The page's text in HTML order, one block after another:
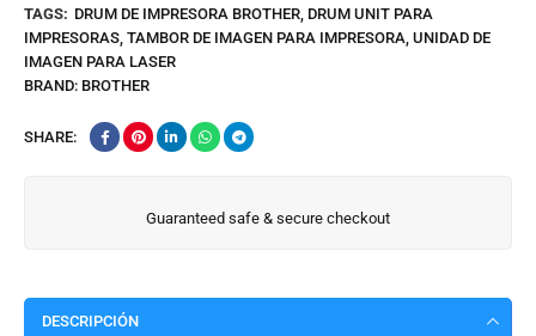
TAGS: DRUM DE IMPRESORA BROTHER, DRUM UNIT PARA
IMPRESORAS, TAMBOR DE IMAGEN PARA IMPRESORA, UNIDAD DE
IMAGEN PARA LASER
BRAND: BROTHER
SHARE:
Guaranteed safe & secure checkout
DESCRIPCIÓN